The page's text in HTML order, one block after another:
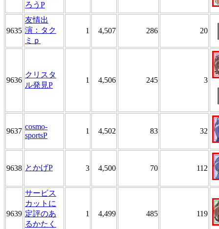
ろうP
9635
友情出
演：タク
ミｐ
1 4,507 286 20
9636
クリスタ
ル発見P
1 4,506 245 3
9637
cosmo-
sportsP
1 4,502 83 32
9638 とかげP 3 4,500 70 112
9639
サービス
カットに
定評のあ
るかたく
1 4,499 485 119